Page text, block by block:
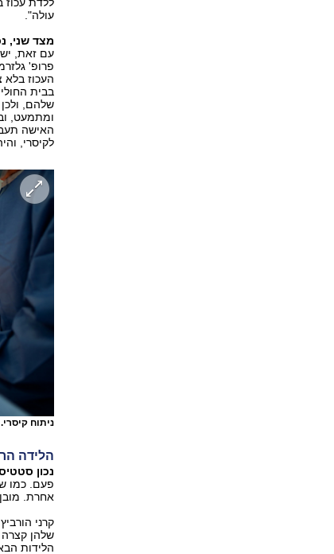
עולה".
מצד שני,
עם זאת, יש
פרופ'
העכוז בלא
בבית
שלהם,
ומתמעט,
האישה
לקיסרי,
ניתוח
הלידה
נכון
פעם. כמו
אחרת.
קרני
שלהן קצרה
הלידות